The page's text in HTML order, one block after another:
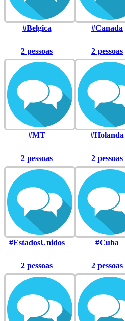
#Belgica #Canada
2 pessoas
#MT
2 pessoas
#Holanda
2 pessoas
#EstadosUnidos
2 pessoas
#Cuba
2 pessoas 2 pessoas